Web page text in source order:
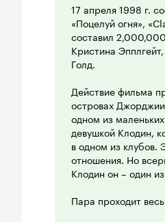
Безукоризненно
страдающий
актёра. Его
мужественность
замечательной
Параллельное
отличие от
фильма и готовит
сметает всё на
8 из 10
17 апреля 1998 г.
«Поцелуй огня»,
составил
Кристина
Голд.
Действие фильма
островах
одном из
девушкой Клодин,
в одном из клубов.
отношения. Но
Клодин он – один
Пара проходит